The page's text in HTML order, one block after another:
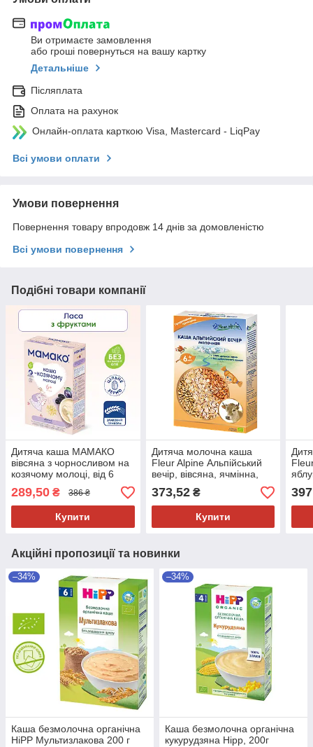
Ви отримаєте замовлення
або гроші повернуться на вашу картку
Детальніше
Післяплата
Оплата на рахунок
Онлайн-оплата карткою Visa, Mastercard - LiqPay
Всі умови оплати
Умови повернення
Повернення товару впродовж 14 днів за домовленістю
Всі умови повернення
Подібні товари компанії
Дитяча каша МАМАКО
вівсяна з чорносливом на
козячому молоці, від 6
місяців, 200 гр
289,50 ₴ 386 ₴
Купити
Дитяча молочна каша
Fleur Alpine Альпійський
вечір, вівсяна, ячмінна,
спельтова, від 6 місяців,
200 г
373,52₴
Купити
г
Акційні пропозиції та новинки
–34%
Каша безмолочна органічна
HiPP Мультизлакова 200 г
–34%
Каша безмолочна органічна
кукурудзяна Hipp, 200г